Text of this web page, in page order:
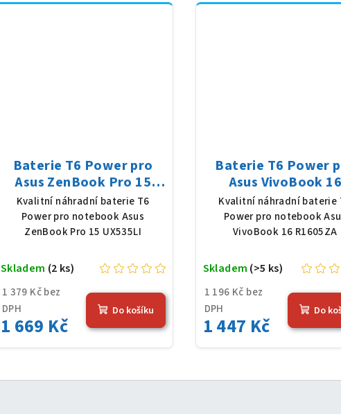
Baterie T6 Power pro
Asus ZenBook Pro 15
UX535LI, Li-Poly, 15,4 V,
4190 mAh (64 Wh), černá
Kvalitní náhradní baterie T6
Power pro notebook Asus
ZenBook Pro 15 UX535LI
1 379 Kč bez
DPH
1 669 Kč
Skladem (2 ks)
Do košíku
Baterie T6 Power
Asus VivoBook
R1605ZA, Li-Poly,
V, 3640 mAh (42
černá
Kvalitní náhradní baterie
Power pro notebook
VivoBook 16 R1605ZA
1 196 Kč bez
DPH
1 447 Kč
Skladem (>5 ks)
Do